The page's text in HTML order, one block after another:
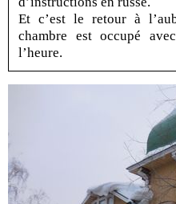
Et c’est le retour à
chambre est occupé
l’heure.